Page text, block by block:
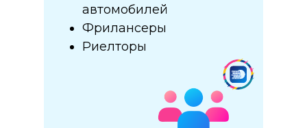
автомобилей
Фрилансеры
Риелторы